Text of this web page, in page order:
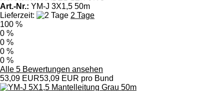
Art.-Nr.: YM-J 3X1,5 50m
Lieferzeit:
2 Tage
100 %
0 %
0 %
0 %
0 %
Alle 5 Bewertungen ansehen
53,09 EUR53,09 EUR pro Bund